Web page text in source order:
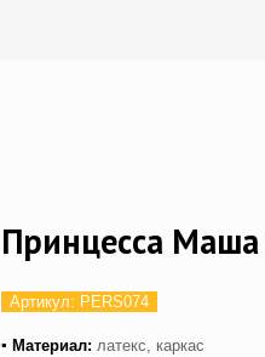
Принцесса
Артикул: PERS074
▪ Материал: латекс, каркас